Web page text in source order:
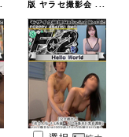
版 ヤラセ撮影会 ...